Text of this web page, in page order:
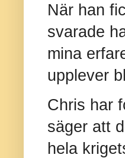
När han
svarade
mina
upplever
Chris har
säger att
hela